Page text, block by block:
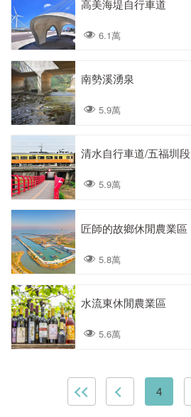
高美海堤自行車道
6.1萬
南勢溪湧泉
5.9萬
清水自行車道/五福圳段
5.9萬
匠師的故鄉休閒農業區
5.8萬
水流東休閒農業區
5.6萬
4